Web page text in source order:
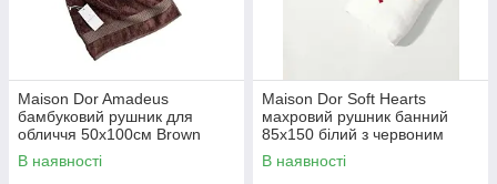
Maison Dor Amadeus
бамбуковий рушник для
обличчя 50х100см Brown
В наявності
Maison Dor Soft Hearts
махровий рушник банний
85х150 білий з червоним
В наявності